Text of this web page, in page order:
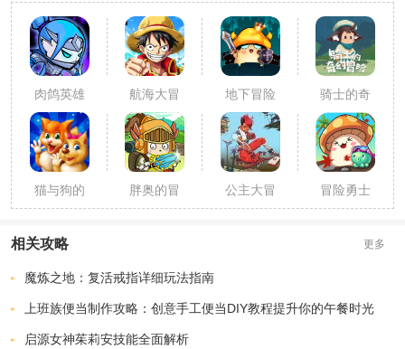
较量中，游戏将变得异常激烈，但无疑，这种紧张而充满乐趣的体
验，将会给玩家们带来无尽的娱乐和快乐。
肉鸽英雄
大冒险
航海大冒
险
地下冒险
王
骑士的奇
幻冒险app
猫与狗的
故事冒险
胖奥的冒
险
公主大冒
险
冒险勇士
游戏
相关攻略 更多
魔炼之地：复活戒指详细玩法指南
上班族便当制作攻略：创意手工便当DIY教程提升你的午餐时光
启源女神茱莉安技能全面解析